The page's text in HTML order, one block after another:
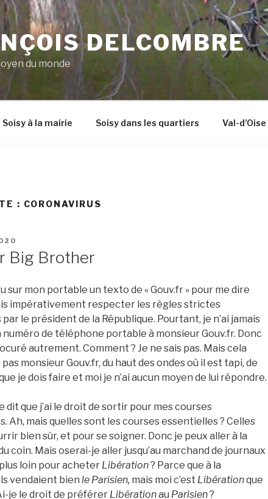
DELCOMBRE
du monde
Soisy à la mairie Soisy dans les quartiers Val-d’Oise
: CORONAVIRUS
Big Brother
sur mon portable un texto de « Gouv.fr » pour me dire
impérativement respecter les règles strictes
le président de la République. Pourtant, je n’ai jamais
numéro de téléphone portable à monsieur Gouv.fr. Donc
autrement. Comment ? Je ne sais pas. Mais cela
pas monsieur Gouv.fr, du haut des ondes où il est tapi, de
je dois faire et moi je n’ai aucun moyen de lui répondre.
dit que j’ai le droit de sortir pour mes courses
Ah, mais quelles sont les courses essentielles ? Celles
bien sûr, et pour se soigner. Donc je peux aller à la
coin. Mais oserai-je aller jusqu’au marchand de journaux
loin pour acheter Libération? Parce que à la
vendaient bien le Parisien, mais moi c’est Libérationque
je le droit de préférer Libérationau Parisien?